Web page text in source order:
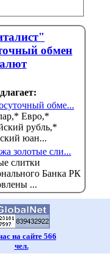
обмен
обме...
Евро,*
рубль,*
юан...
золотые сли...
слитки
Банка РК
...
на сайте 566
чел.